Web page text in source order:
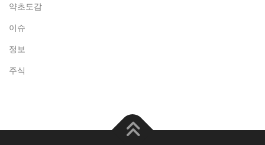
약초도감
이슈
정보
주식